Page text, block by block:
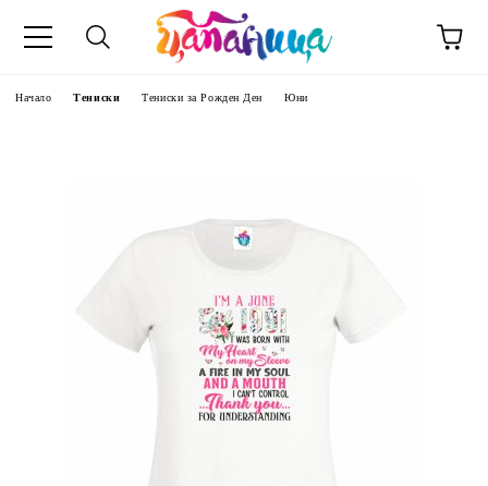
Начало Тениски Тениски за Рожден Ден Юни